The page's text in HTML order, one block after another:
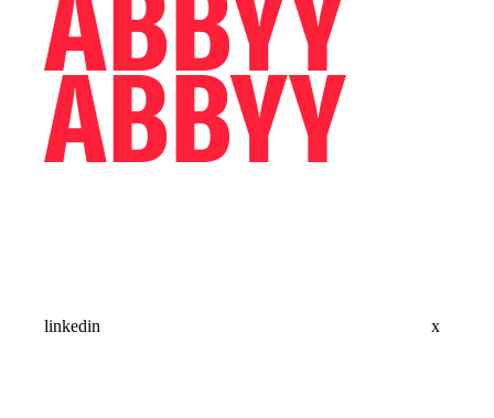
linkedin x